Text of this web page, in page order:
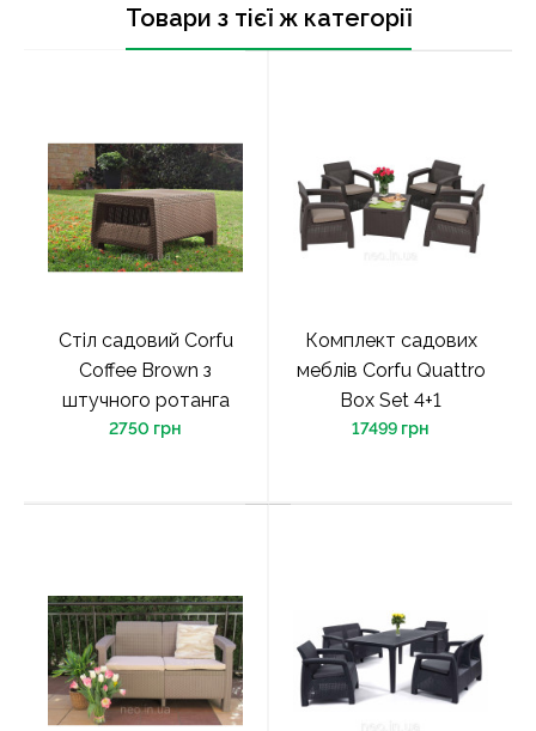
Товари з тієї ж категорії
Стіл садовий Corfu
Сoffee Brown з
штучного ротанга
2750 грн
Комплект садових
меблів Corfu Quattro
Box Set 4+1
17499 грн